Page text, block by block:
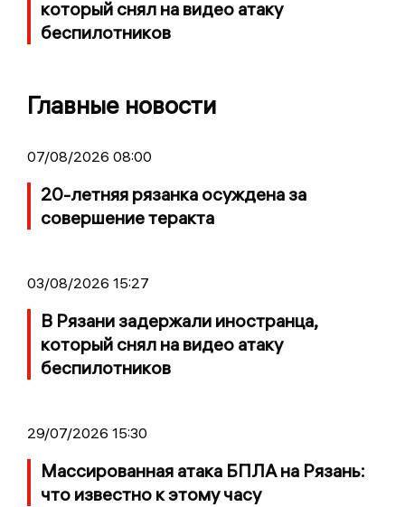
который снял на видео атаку
беспилотников
Главные новости
07/08/2026 08:00
20-летняя рязанка осуждена за
совершение теракта
03/08/2026 15:27
В Рязани задержали иностранца,
который снял на видео атаку
беспилотников
29/07/2026 15:30
Массированная атака БПЛА на Рязань:
что известно к этому часу